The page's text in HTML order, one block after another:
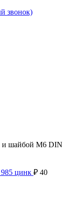
звонок)
и шайбой M6 DIN
цинк ₽ 40